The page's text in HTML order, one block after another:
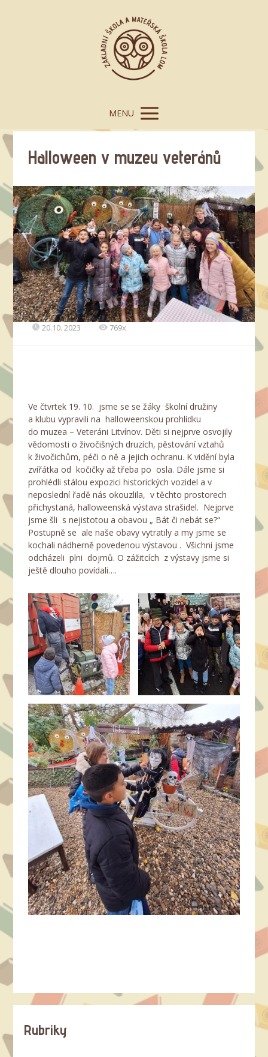
MENU
Halloween v muzeu veteránů
20.10. 2023 769x
Ve čtvrtek 19. 10. jsme se se žáky školní družiny
a klubu vypravili na halloweenskou prohlídku
do muzea – Veteráni Litvínov. Děti si nejprve osvojily
vědomosti o živočišných druzích, pěstování vztahů
k živočichům, péči o ně a jejich ochranu. K vidění byla
zvířátka od kočičky až třeba po osla. Dále jsme si
prohlédli stálou expozici historických vozidel a v
neposlední řadě nás okouzlila, v těchto prostorech
přichystaná, halloweenská výstava strašidel. Nejprve
jsme šli s nejistotou a obavou „ Bát či nebát se?“
Postupně se ale naše obavy vytratily a my jsme se
kochali nádherně povedenou výstavou . Všichni jsme
odcházeli plni dojmů. O zážitcích z výstavy jsme si
ještě dlouho povídali….
Rubriky